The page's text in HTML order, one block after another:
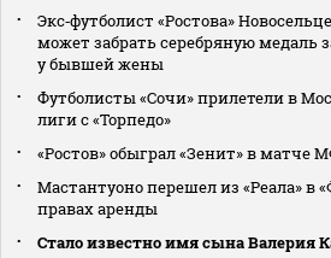
Экс‑футболист «Ростова»
может забрать серебряную медаль
у бывшей жены
Футболисты «Сочи» прилетели в
лиги с «Торпедо»
«Ростов» обыграл «Зенит» в матче
Мастантуоно перешел из «Реала» в
правах аренды
Стало известно имя сына Валерия